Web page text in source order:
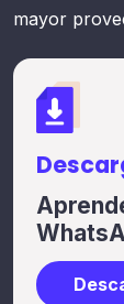
mayor